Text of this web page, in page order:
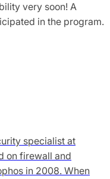
very soon! A
in the program.
specialist at
on firewall and
in 2008. When